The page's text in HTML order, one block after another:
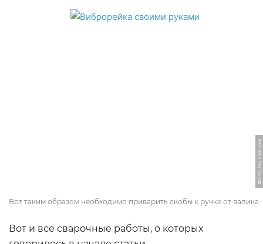
ФОТО: YouTube.com
Вот таким образом необходимо приварить скобы к ручке от валика
Вот и все сварочные работы, о которых